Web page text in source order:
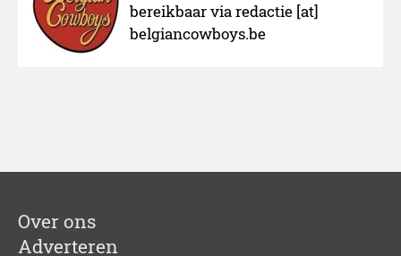
bereikbaar via redactie [at]
belgiancowboys.be
Over ons
Adverteren